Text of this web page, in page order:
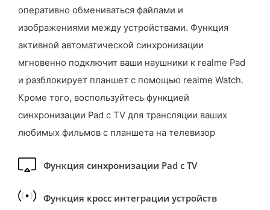
оперативно обмениваться файлами и
изображениями между устройствами. Функция
активной автоматической синхронизации
мгновенно подключит ваши наушники к realme Pad
и разблокирует планшет с помощью realme Watch.
Кроме того, воспользуйтесь функцией
синхронизации Pad с TV для трансляции ваших
любимых фильмов с планшета на телевизор
Функция синхронизации Pad с TV
Функция кросс интеграции устройств